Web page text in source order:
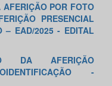
AFERIÇÃO POR FOTO
PRESENCIAL
– EAD/2025 - EDITAL
DA AFERIÇÃO
-